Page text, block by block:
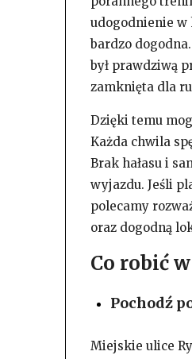
udogodnienie w
bardzo
był prawdziwą
zamknięta dla
Dzięki temu
Każda chwila
Brak hałasu i
wyjazdu. Jeśli
polecamy
oraz dogodną
Co robić
Pochodź
Miejskie ulice